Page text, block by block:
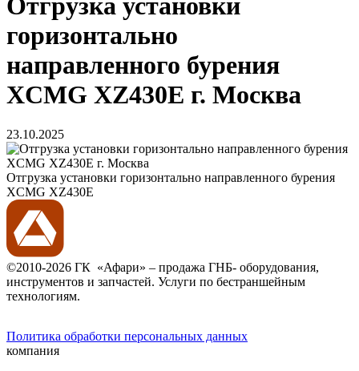
Отгрузка установки
горизонтально
направленного бурения
XCMG XZ430E г. Москва
23.10.2025
Отгрузка установки горизонтально направленного бурения
XCMG XZ430E
©2010-2026 ГК «Афари» – продажа ГНБ- оборудования,
инструментов и запчастей. Услуги по бестраншейным
технологиям.
Политика обработки персональных данных
компания